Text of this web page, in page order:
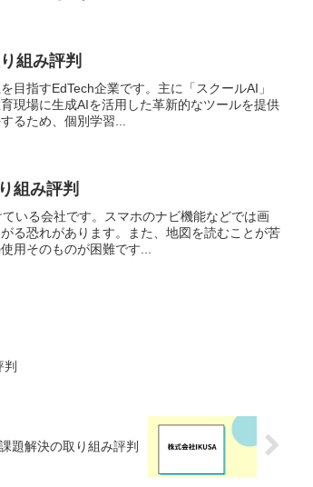
組み評判
目指すEdTech企業です。主に「スクールAI」
現場に生成AIを活用した革新的なツールを提供
るため、個別学習...
組み評判
いる会社です。スマホのナビ機能などでは画
る恐れがあります。また、地図を読むことが苦
用そのものが困難です...
題解決の取り組み評判